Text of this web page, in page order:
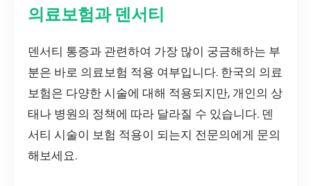
의료보험과 덴서티
덴서티 통증과 관련하여 가장 많이 궁금해하는 부
분은 바로 의료보험 적용 여부입니다. 한국의 의료
보험은 다양한 시술에 대해 적용되지만, 개인의 상
태나 병원의 정책에 따라 달라질 수 있습니다. 덴
서티 시술이 보험 적용이 되는지 전문의에게 문의
해보세요.